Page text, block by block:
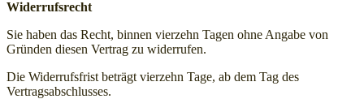
Widerrufsrecht
Sie haben das Recht, binnen vierzehn Tagen ohne Angabe von
Gründen diesen Vertrag zu widerrufen.
Die Widerrufsfrist beträgt vierzehn Tage, ab dem Tag des
Vertragsabschlusses.